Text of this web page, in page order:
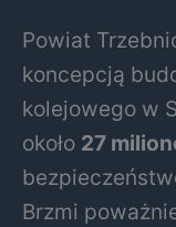
Powiat
koncepcją
kolejowego w
około 27
Brzmi